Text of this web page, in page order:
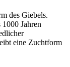
des Giebels.
Jahren
eine Zuchtform